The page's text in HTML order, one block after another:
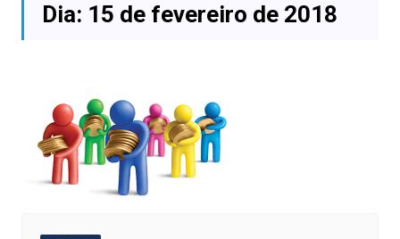
Dia: 15 de fevereiro de 2018